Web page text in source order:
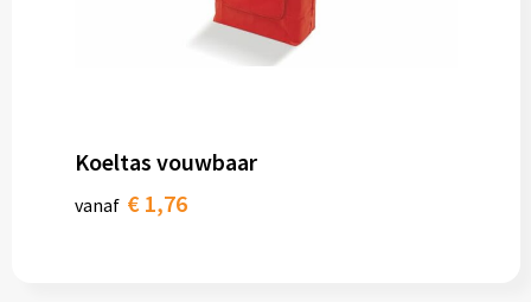
Koeltas vouwbaar
vanaf € 1,76